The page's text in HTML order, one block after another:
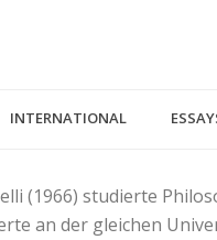
INTERNATIONAL
(1966) studierte
an der gleichen